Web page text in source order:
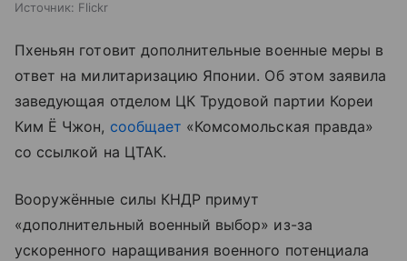
Источник: Flickr
Пхеньян готовит дополнительные военные меры в
ответ на милитаризацию Японии. Об этом заявила
заведующая отделом ЦК Трудовой партии Кореи
Ким Ё Чжон, сообщает «Комсомольская правда»
со ссылкой на ЦТАК.
Вооружённые силы КНДР примут
«дополнительный военный выбор» из-за
ускоренного наращивания военного потенциала